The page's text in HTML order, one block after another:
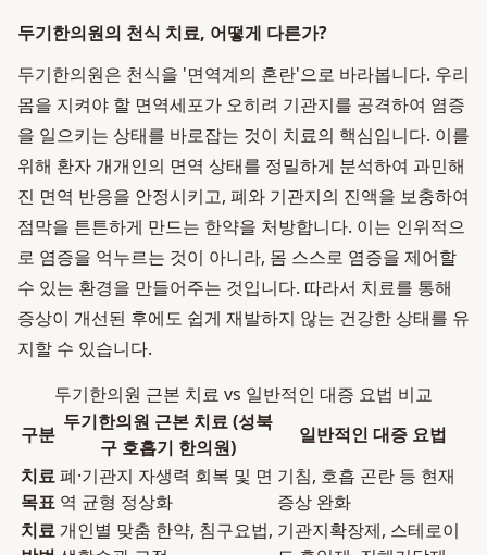
두기한의원의 천식 치료, 어떻게 다른가?
두기한의원은 천식을 '면역계의 혼란'으로 바라봅니다. 우리
몸을 지켜야 할 면역세포가 오히려 기관지를 공격하여 염증
을 일으키는 상태를 바로잡는 것이 치료의 핵심입니다. 이를
위해 환자 개개인의 면역 상태를 정밀하게 분석하여 과민해
진 면역 반응을 안정시키고, 폐와 기관지의 진액을 보충하여
점막을 튼튼하게 만드는 한약을 처방합니다. 이는 인위적으
로 염증을 억누르는 것이 아니라, 몸 스스로 염증을 제어할
수 있는 환경을 만들어주는 것입니다. 따라서 치료를 통해
증상이 개선된 후에도 쉽게 재발하지 않는 건강한 상태를 유
지할 수 있습니다.
두기한의원 근본 치료 vs 일반적인 대증 요법 비교
구분
두기한의원 근본 치료 (성북
구 호흡기 한의원)
일반적인 대증 요법
치료
목표
폐·기관지 자생력 회복 및 면
역 균형 정상화
기침, 호흡 곤란 등 현재
증상 완화
치료 개인별 맞춤 한약, 침구요법, 기관지확장제, 스테로이